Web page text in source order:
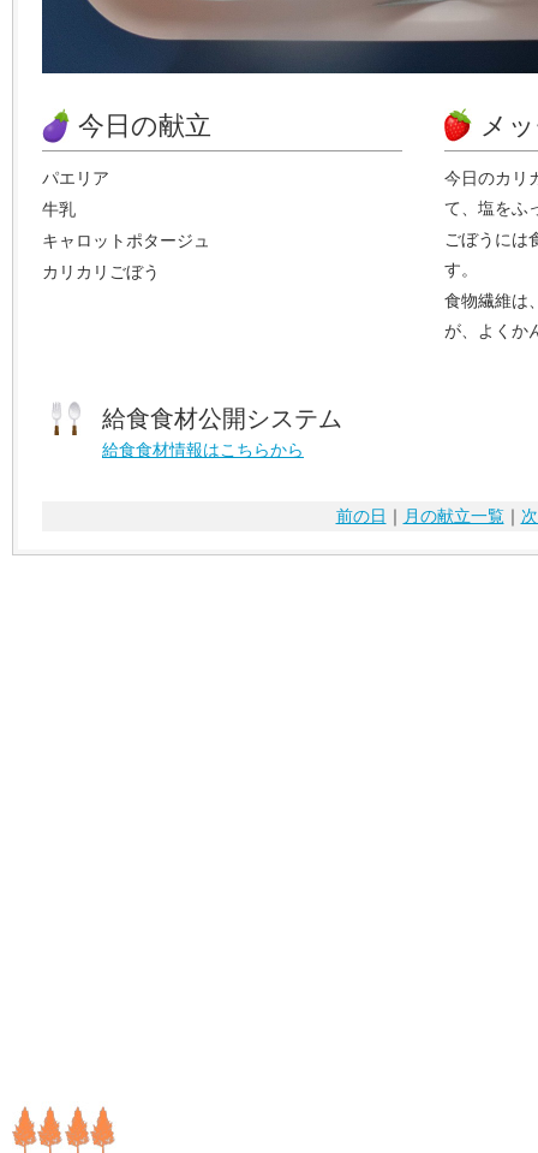
今日の献立
パエリア
牛乳
キャロットポタージュ
カリカリごぼう
メ
今日のカリ
て、塩をふ
ごぼうには
す。
食物繊維は
が、よくか
給食食材公開システム
給食食材情報はこちらから
前の日 ｜ 月の献立一覧｜